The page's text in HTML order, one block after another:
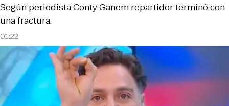
01:22
Según periodista Conty Ganem repartidor terminó con
una fractura.